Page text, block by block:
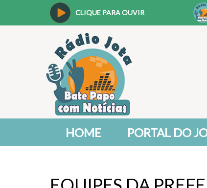
CLIQUE PARA OUVIR
HOME PORTAL DO